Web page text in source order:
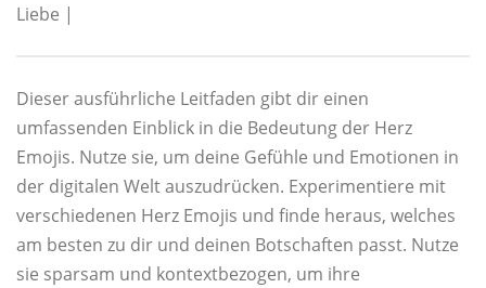
Liebe |
Dieser ausführliche Leitfaden gibt dir einen
umfassenden Einblick in die Bedeutung der Herz
Emojis. Nutze sie, um deine Gefühle und Emotionen in
der digitalen Welt auszudrücken. Experimentiere mit
verschiedenen Herz Emojis und finde heraus, welches
am besten zu dir und deinen Botschaften passt. Nutze
sie sparsam und kontextbezogen, um ihre